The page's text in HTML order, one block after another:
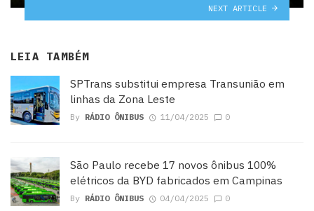
NEXT ARTICLE
LEIA TAMBÉM
SPTrans substitui empresa Transunião em
linhas da Zona Leste
By RÁDIO ÔNIBUS 11/04/2025 0
São Paulo recebe 17 novos ônibus 100%
elétricos da BYD fabricados em Campinas
By RÁDIO ÔNIBUS 04/04/2025 0